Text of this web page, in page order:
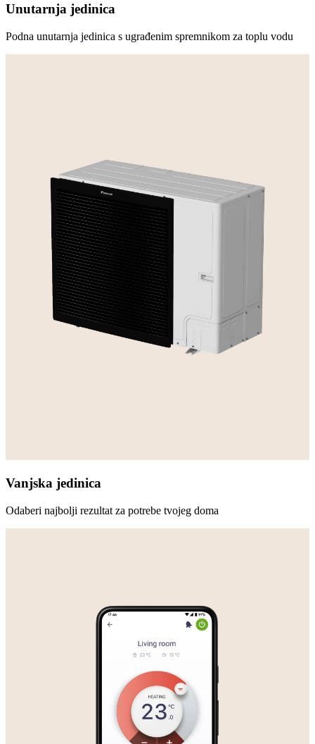
Unutarnja jedinica
Podna unutarnja jedinica s ugrađenim spremnikom za toplu vodu
Vanjska jedinica
Odaberi najbolji rezultat za potrebe tvojeg doma